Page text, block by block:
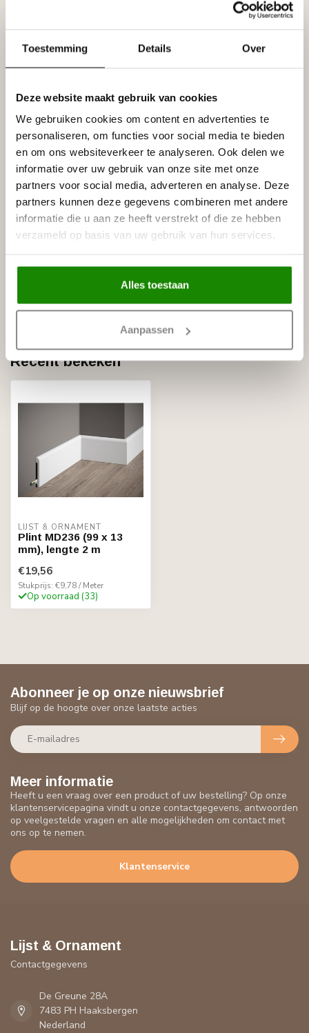
Toestemming Details Over
Deze website maakt gebruik van cookies
We gebruiken cookies om content en advertenties te
personaliseren, om functies voor social media te bieden
en om ons websiteverkeer te analyseren. Ook delen we
informatie over uw gebruik van onze site met onze
partners voor social media, adverteren en analyse. Deze
partners kunnen deze gegevens combineren met andere
informatie die u aan ze heeft verstrekt of die ze hebben
verzameld op basis van uw gebruik van hun services.
Alles toestaan
Aanpassen
overschilderbaar met alle soorten watergedragen verf.
Leverancier
Reviews
Gerelateerde producten
NMC
NMC Adefix lijmkoker 310 ml
Op voorraad
€8,95
Lijst & Ornament Plint MD234
Op voorraad
Recent bekeken
LIJST & ORNAMENT
Plint MD236 (99 x 13
mm), lengte 2 m
€19,56
Stukprijs: €9,78 / Meter
Op voorraad (33)
Meer informatie
Heeft u een vraag over een product of uw bestelling? Op onze
klantenservicepagina vindt u onze contactgegevens, antwoorden
op veelgestelde vragen en alle mogelijkheden om contact met
ons op te nemen.
Klantenservice
Abonneer je op onze nieuwsbrief
Blijf op de hoogte over onze laatste acties
Lijst & Ornament
Contactgegevens
De Greune 28A
7483 PH Haaksbergen
Nederland